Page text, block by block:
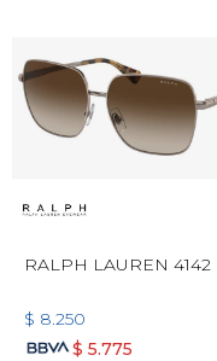
RALPH LAUREN 4142
$ 8.250
$ 5.775